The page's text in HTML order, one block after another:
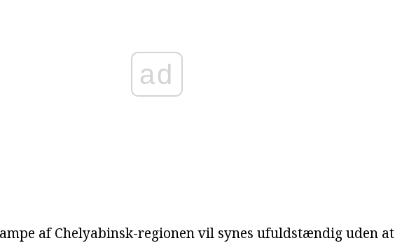
ad
af Chelyabinsk-regionen vil synes ufuldstændig uden at